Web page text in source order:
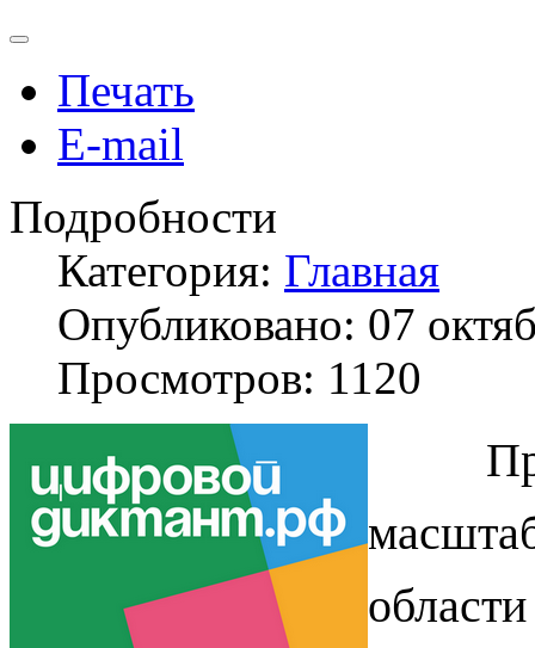
Печать
E-mail
Подробности
Категория: Главная
Опубликовано: 07
Просмотров: 1120